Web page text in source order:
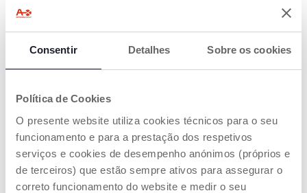
Consentir Detalhes Sobre os cookies
Política de Cookies
O presente website utiliza cookies técnicos para o seu
funcionamento e para a prestação dos respetivos
serviços e cookies de desempenho anónimos (próprios e
de terceiros) que estão sempre ativos para assegurar o
correto funcionamento do website e medir o seu
ADVERTÊNCIAS E INSTRUÇÕES
COMPROMISSO CHICCO
Algodão cultivado de acordo com um programa que tem
certificados que foram cultivados seguindo todas as
medidas para o tornar SUSTENTÁVEL, tanto a nível
ambiental como económico social
Toda a cadeia de fornecimento e produção é rastreada e
segue as mesmas medidas de sustentabilidade